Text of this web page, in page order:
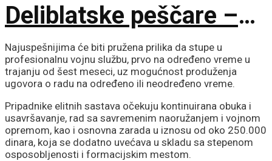
Deliblatske peščare –
ubačena i tri helikoptera
Najuspešnijima će biti pružena prilika da stupe u
profesionalnu vojnu službu, prvo na određeno vreme u
trajanju od šest meseci, uz mogućnost produženja
ugovora o radu na određeno ili neodređeno vreme.
Pripadnike elitnih sastava očekuju kontinuirana obuka i
usavršavanje, rad sa savremenim naoružanjem i vojnom
opremom, kao i osnovna zarada u iznosu od oko 250.000
dinara, koja se dodatno uvećava u skladu sa stepenom
osposobljenosti i formacijskim mestom.